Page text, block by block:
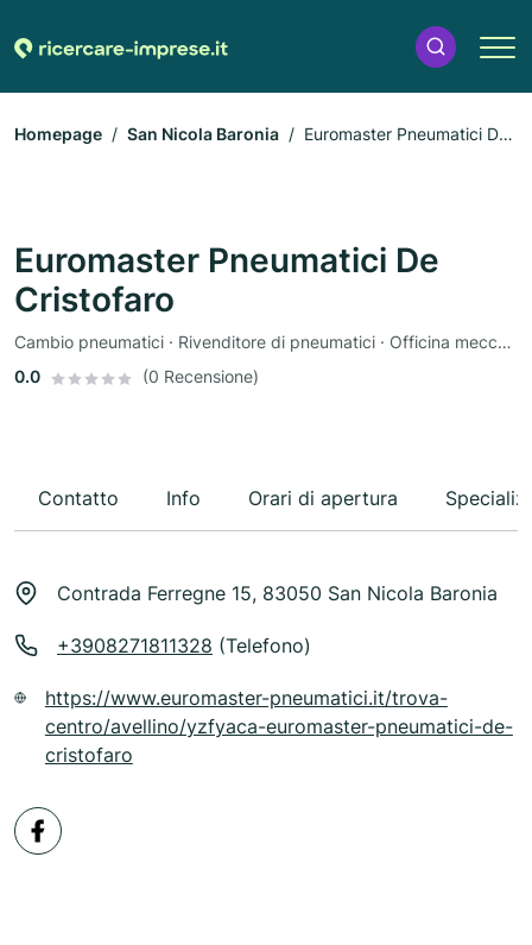
Homepage San Nicola Baronia
Euromaster Pneumatici De
Euromaster Pneumatici De
Cristofaro
Cambio pneumatici · Rivenditore di pneumatici · Officina meccanica · Servizio pneumatici
0.0
(0 Recensione)
Contatto Info Orari di apertura
Contrada Ferregne 15, 83050 San Nicola Baronia
+3908271811328 (Telefono)
https://www.euromaster-pneumatici.it/trova-
centro/avellino/yzfyaca-euromaster-pneumatici-de-
cristofaro